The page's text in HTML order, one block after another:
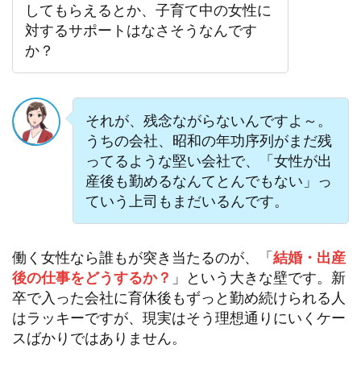
してもらえるとか、子育て中の女性に
対するサポートはなさそうなんです
か？
それが、残念ながらないんですよ～。
うちの会社、昭和の年功序列がまだ残
ってるような堅い会社で、「女性が出
産後も勤めるなんてとんでもない」っ
ていう上司もまだいるんです。
働く女性なら誰もが突き当たるのが、「結婚・出産
後の仕事をどうするか？ 」という大きな壁です。新
卒で入った会社に育休後もずっと勤め続けられる人
はラッキーですが、現実はそう理想通りにいくケー
スばかりではありません。